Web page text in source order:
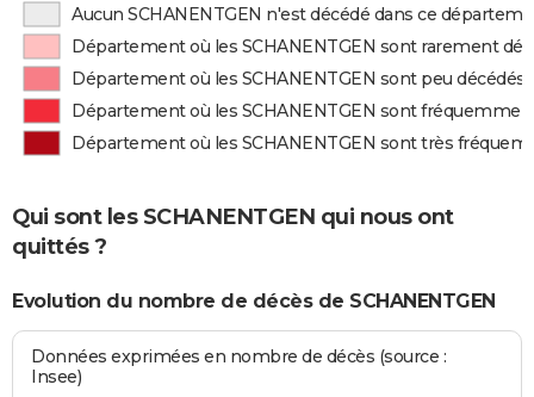
Aucun SCHANENTGEN n'est décédé dans ce
Département où les SCHANENTGEN sont rarement
Département où les SCHANENTGEN sont peu décédés
Département où les SCHANENTGEN sont
Département où les SCHANENTGEN sont très
Qui sont les SCHANENTGEN qui nous ont
quittés ?
Evolution du nombre de décès de SCHANENTGEN
Données exprimées en nombre de décès (source :
Insee)